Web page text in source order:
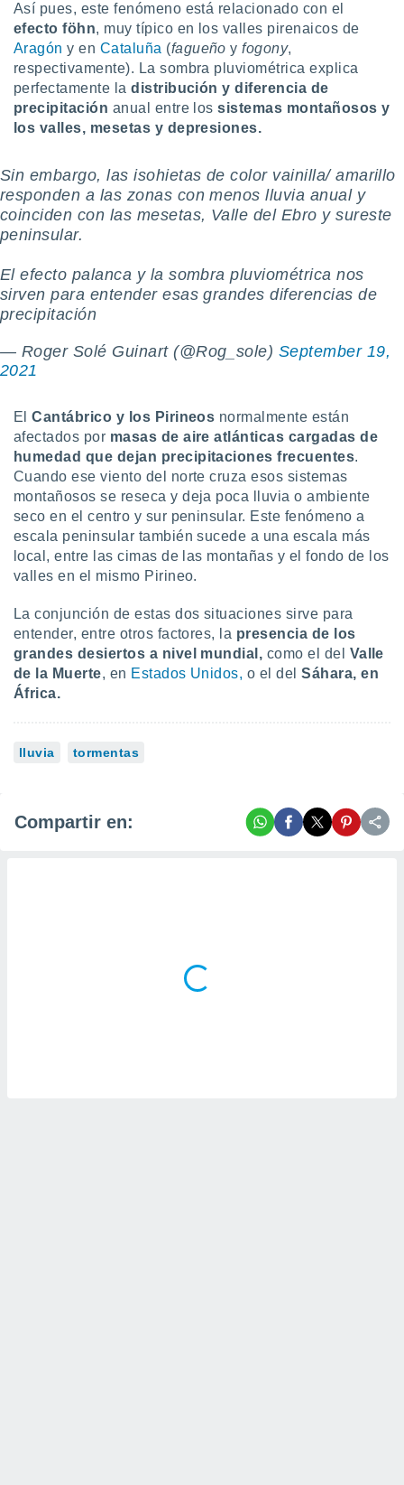
Así pues, este fenómeno está relacionado con el
efecto föhn, muy típico en los valles pirenaicos de
Aragón y en Cataluña (fagueño yfogony,
respectivamente). La sombra pluviométrica explica
perfectamente ladistribución y diferencia de
precipitación anual entre lossistemas montañosos y
los valles, mesetas y depresiones.
Sin embargo, las isohietas de color vainilla/ amarillo
responden a las zonas con menos lluvia anual y
coinciden con las mesetas, Valle del Ebro y sureste
peninsular.
El efecto palanca y la sombra pluviométrica nos
sirven para entender esas grandes diferencias de
precipitación
— Roger Solé Guinart (@Rog_sole) September 19,
2021
ElCantábrico y los Pirineos normalmente están
afectados por masas de aire atlánticas cargadas de
humedad que dejan precipitaciones frecuentes.
Cuando ese viento del norte cruza esos sistemas
montañosos se reseca y deja poca lluvia o ambiente
seco en el centro y sur peninsular. Este fenómeno a
escala peninsular también sucede a una escala más
local, entre las cimas de las montañas y el fondo de los
valles en el mismo Pirineo.
La conjunción de estas dos situaciones sirve para
entender, entre otros factores, la presencia de los
grandes desiertos a nivel mundial, como el del Valle
de la Muerte, en Estados Unidos, o el delSáhara, en
África.
lluvia tormentas
Compartir en: